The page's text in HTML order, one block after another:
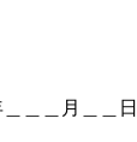
＿＿月＿＿日